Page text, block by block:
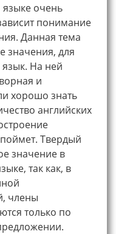
языке очень
понимание
Данная тема
значения, для
На ней
и
хорошо знать
английских
Твердый
значение в
так как, в
члены
только по